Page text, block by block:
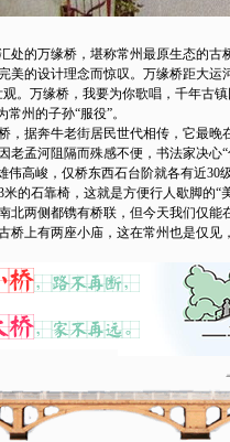
的万缘桥，堪称常州最原生态的古
美的设计理念而惊叹。万缘桥距大
。万缘桥，我要为你歌唱，千年古
州的子孙“服役”。
据奔牛老街居民世代相传，它最晚
老孟河阻隔而殊感不便，书法家决心
伟高峻，仅桥东西石台阶就各有近
的石靠椅，这就是方便行人歇脚的
北两侧都镌有桥联，但今天我们仅
桥上有两座小庙，这在常州也是仅见